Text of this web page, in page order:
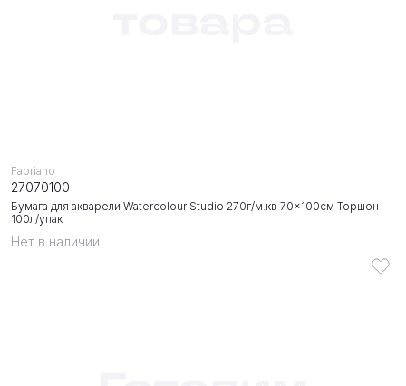
Нет в наличии
Бумага для акварели Watercolour Studio 270г/м.кв 70x100см Торшон
100л/упак
Fabriano
27070100